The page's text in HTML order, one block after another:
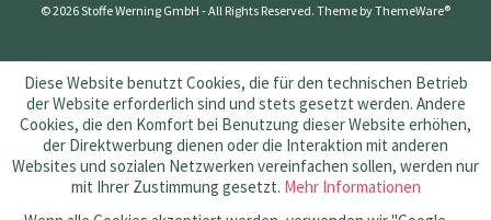
© 2026 Stoffe Werning GmbH - All Rights Reserved. Theme byThemeWare®
Diese Website benutzt Cookies, die für den technischen Betrieb
der Website erforderlich sind und stets gesetzt werden. Andere
Cookies, die den Komfort bei Benutzung dieser Website erhöhen,
der Direktwerbung dienen oder die Interaktion mit anderen
Websites und sozialen Netzwerken vereinfachen sollen, werden nur
mit Ihrer Zustimmung gesetzt. Mehr Informationen